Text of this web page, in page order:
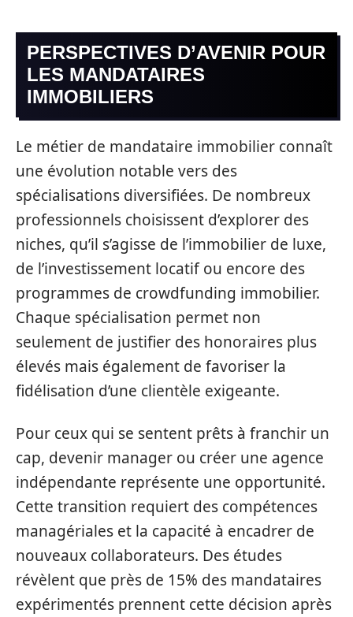
PERSPECTIVES D’AVENIR POUR
LES MANDATAIRES
IMMOBILIERS
Le métier de mandataire immobilier connaît
une évolution notable vers des
spécialisations diversifiées. De nombreux
professionnels choisissent d’explorer des
niches, qu’il s’agisse de l’immobilier de luxe,
de l’investissement locatif ou encore des
programmes de crowdfunding immobilier.
Chaque spécialisation permet non
seulement de justifier des honoraires plus
élevés mais également de favoriser la
fidélisation d’une clientèle exigeante.
Pour ceux qui se sentent prêts à franchir un
cap, devenir manager ou créer une agence
indépendante représente une opportunité.
Cette transition requiert des compétences
managériales et la capacité à encadrer de
nouveaux collaborateurs. Des études
révèlent que près de 15% des mandataires
expérimentés prennent cette décision après